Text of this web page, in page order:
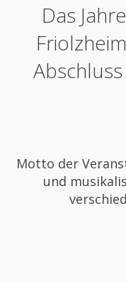
Das
Motto der
und